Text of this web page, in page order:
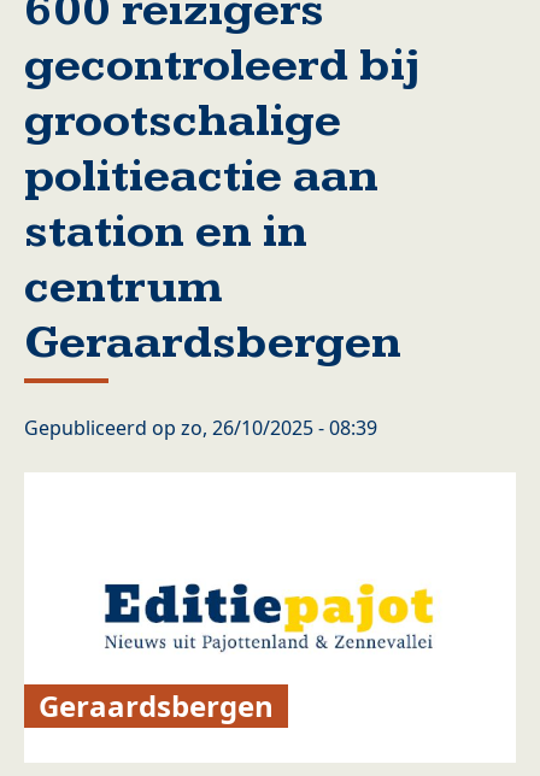
gecontroleerd bij
grootschalige
politieactie aan
station en in
centrum
Geraardsbergen
Gepubliceerd op zo, 26/10/2025 - 08:39
Geraardsbergen